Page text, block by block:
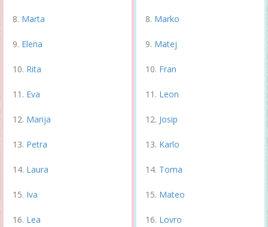
Marta
Elena
Rita
Eva
Marija
Petra
Laura
Iva
Lea
Marko
Matej
Fran
Leon
Josip
Karlo
Toma
Mateo
Lovro